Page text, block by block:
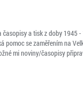
a tisk z doby 1945
pomoc se zaměřením na
mi noviny/časopisy